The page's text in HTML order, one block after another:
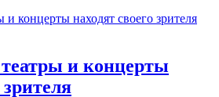
и концерты
зрителя